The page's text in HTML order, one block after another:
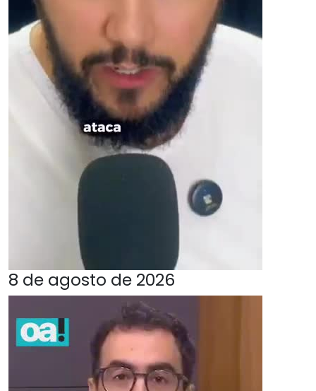
8 de agosto de 2026